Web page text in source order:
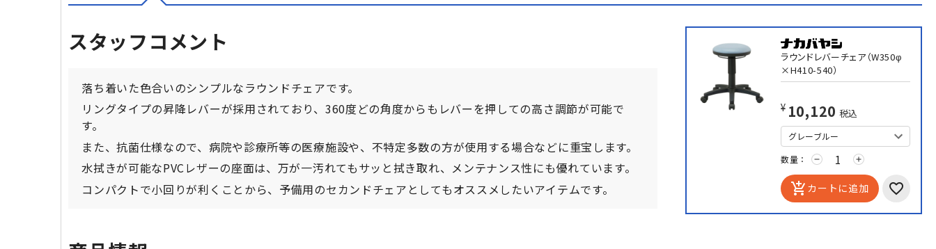
スタッフコメント
落ち着いた色合いのシンプルなラウンドチェアです。
リングタイプの昇降レバーが採用されており、360度どの角度からもレバーを押しての高さ調節が可能で
す。
また、抗菌仕様なので、病院や診療所等の医療施設や、不特定多数の方が使用する場合などに重宝します。
水拭きが可能なPVCレザーの座面は、万が一汚れてもサッと拭き取れ、メンテナンス性にも優れています。
コンパクトで小回りが利くことから、予備用のセカンドチェアとしてもオススメしたいアイテムです。
ラウンドレバーチェア（W350φ
×H410-540）
¥10,120 税込
数量： remove add
add_shopping_cart カートに追加